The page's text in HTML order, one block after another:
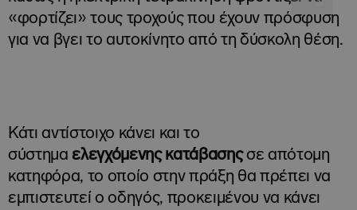
«φορτίζει» τους τροχούς που έχουν πρόσφυση
για να βγει το αυτοκίνητο από τη δύσκολη θέση.
Κάτι αντίστοιχο κάνει και το
σύστημαελεγχόμενης κατάβασηςσε απότομη
κατηφόρα, το οποίο στην πράξη θα πρέπει να
εμπιστευτεί ο οδηγός, προκειμένου να κάνει